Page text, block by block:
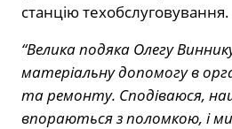
станцію техобслуговування.
“Велика подяка Олегу
матеріальну допомогу в
та ремонту. Сподіваюся,
впораються з поломкою, і